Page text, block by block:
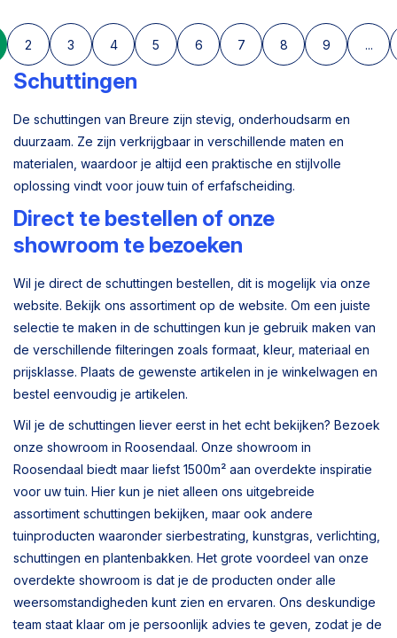
2 3 4 5 6 7 8 9 ...
Schuttingen
De schuttingen van Breure zijn stevig, onderhoudsarm en
duurzaam. Ze zijn verkrijgbaar in verschillende maten en
materialen, waardoor je altijd een praktische en stijlvolle
oplossing vindt voor jouw tuin of erfafscheiding.
Direct te bestellen of onze
showroom te bezoeken
Wil je direct de schuttingen bestellen, dit is mogelijk via onze
website. Bekijk ons assortiment op de website. Om een juiste
selectie te maken in de schuttingen kun je gebruik maken van
de verschillende filteringen zoals formaat, kleur, materiaal en
prijsklasse. Plaats de gewenste artikelen in je winkelwagen en
bestel eenvoudig je artikelen.
Wil je de schuttingen liever eerst in het echt bekijken? Bezoek
onze showroom in Roosendaal. Onze showroom in
Roosendaal biedt maar liefst 1500m² aan overdekte inspiratie
voor uw tuin. Hier kun je niet alleen ons uitgebreide
assortiment schuttingen bekijken, maar ook andere
tuinproducten waaronder sierbestrating, kunstgras, verlichting,
schuttingen en plantenbakken. Het grote voordeel van onze
overdekte showroom is dat je de producten onder alle
weersomstandigheden kunt zien en ervaren. Ons deskundige
team staat klaar om je persoonlijk advies te geven, zodat je de